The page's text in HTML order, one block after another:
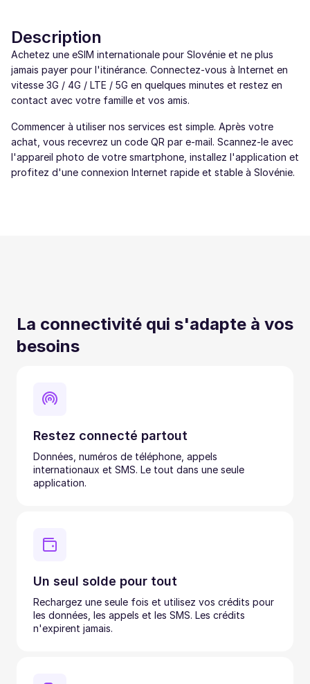
Description
Achetez une eSIM internationale pour Slovénie et ne plus
jamais payer pour l'itinérance. Connectez-vous à Internet en
vitesse 3G / 4G / LTE / 5G en quelques minutes et restez en
contact avec votre famille et vos amis.
Commencer à utiliser nos services est simple. Après votre
achat, vous recevrez un code QR par e-mail. Scannez-le avec
l'appareil photo de votre smartphone, installez l'application et
profitez d'une connexion Internet rapide et stable à Slovénie.
La connectivité qui s'adapte à vos
besoins
Restez connecté partout
Données, numéros de téléphone, appels
internationaux et SMS. Le tout dans une seule
application.
Un seul solde pour tout
Rechargez une seule fois et utilisez vos crédits pour
les données, les appels et les SMS. Les crédits
n'expirent jamais.